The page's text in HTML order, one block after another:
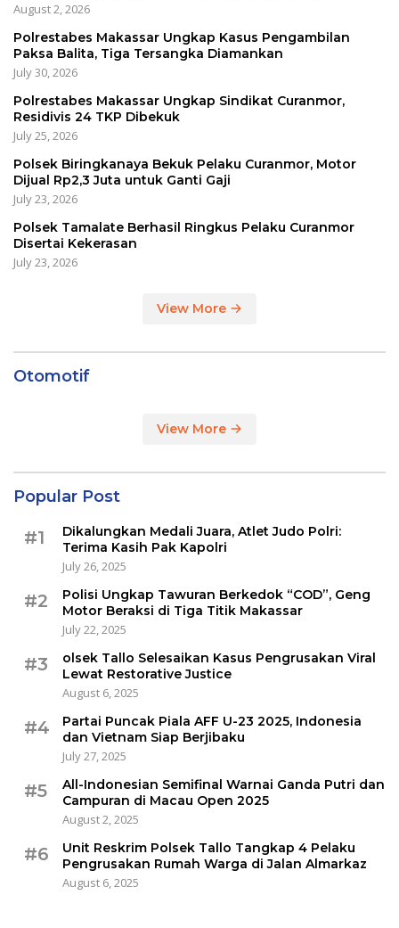
August 2, 2026
Polrestabes Makassar Ungkap Kasus Pengambilan
Paksa Balita, Tiga Tersangka Diamankan
July 30, 2026
Polrestabes Makassar Ungkap Sindikat Curanmor,
Residivis 24 TKP Dibekuk
July 25, 2026
Polsek Biringkanaya Bekuk Pelaku Curanmor, Motor
Dijual Rp2,3 Juta untuk Ganti Gaji
July 23, 2026
Polsek Tamalate Berhasil Ringkus Pelaku Curanmor
Disertai Kekerasan
July 23, 2026
View More
Otomotif
View More
Popular Post
#1
Dikalungkan Medali Juara, Atlet Judo Polri:
Terima Kasih Pak Kapolri
July 26, 2025
#2
Polisi Ungkap Tawuran Berkedok “COD”, Geng
Motor Beraksi di Tiga Titik Makassar
July 22, 2025
#3
olsek Tallo Selesaikan Kasus Pengrusakan Viral
Lewat Restorative Justice
August 6, 2025
#4
Partai Puncak Piala AFF U-23 2025, Indonesia
dan Vietnam Siap Berjibaku
July 27, 2025
#5
All-Indonesian Semifinal Warnai Ganda Putri dan
Campuran di Macau Open 2025
August 2, 2025
#6
Unit Reskrim Polsek Tallo Tangkap 4 Pelaku
Pengrusakan Rumah Warga di Jalan Almarkaz
August 6, 2025